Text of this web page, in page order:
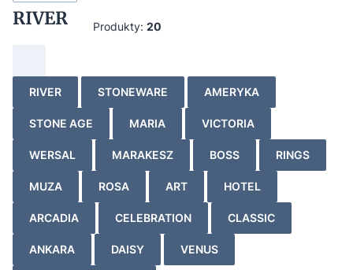
RIVER Produkty: 20
RIVER STONEWARE AMERYKA
STONE AGE MARIA VICTORIA
WERSAL MARAKESZ BOSS RINGS
MUZA ROSA ART HOTEL
ARCADIA CELEBRATION CLASSIC
ANKARA DAISY VENUS